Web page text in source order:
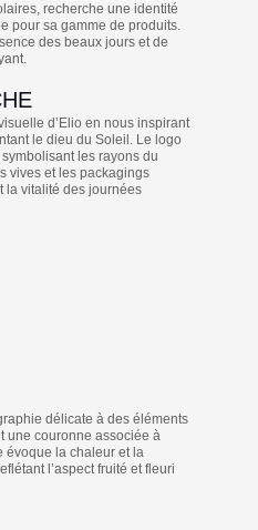
recherche une identité
pour sa gamme de produits.
des beaux jours et de
d’Elio en nous inspirant
le dieu du Soleil. Le logo
les rayons du
vives et les packagings
la vitalité des journées
délicate à des éléments
une couronne associée à
évoque la chaleur et la
l’aspect fruité et fleuri